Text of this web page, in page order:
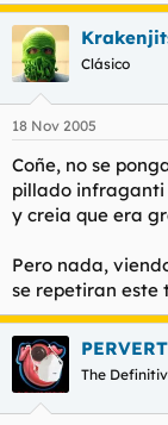
Clásico
18 Nov 2005
Coñe, no se
pillado infraganti
y creia que era
Pero nada,
se repetiran este
The